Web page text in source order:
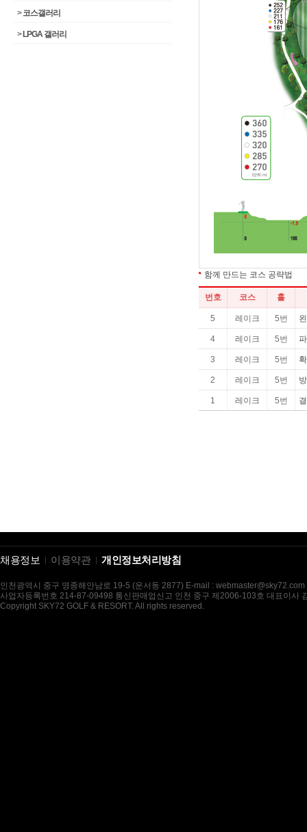
>코스갤러리
> LPGA 갤러리
채용정보 이용약관 개인정보처리방침
인천광역시 중구 영종해안남로 19-5 (운서동 2877) E-mail : webmaster@sky72.com
사업자등록번호 214-87-09498 통신판매업신고 인천 중구 제2006-103호 대표이사
Copyright SKY72 GOLF & RESORT. All rights reserved.